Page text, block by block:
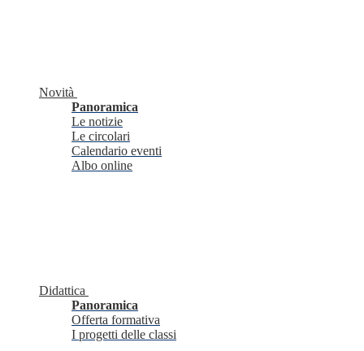
Novità
Panoramica
Le notizie
Le circolari
Calendario eventi
Albo online
Didattica
Panoramica
Offerta formativa
I progetti delle classi